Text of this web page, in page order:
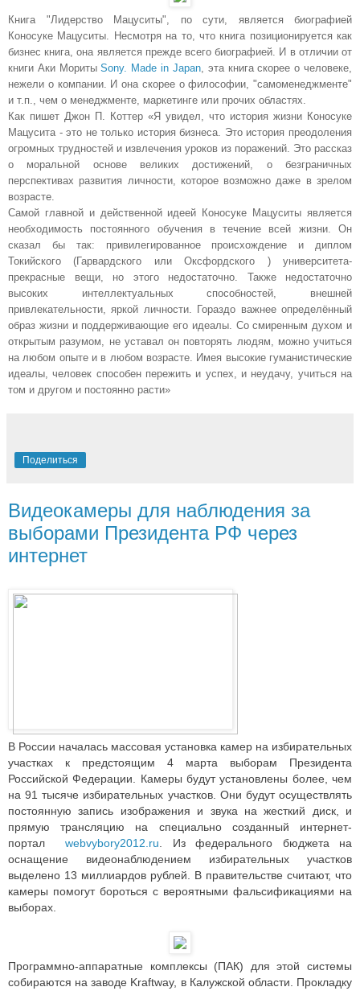
Книга "Лидерство Мацуситы", по сути, является биографией
Коносуке Мацуситы. Несмотря на то, что книга позиционируется как
бизнес книга, она является прежде всего биографией. И в отличии от
книги Аки МоритыSony. Made in Japan, эта книга скорее о человеке,
нежели о компании. И она скорее о философии, "самоменеджменте"
и т.п., чем о менеджменте, маркетинге или прочих областях.
Как пишет Джон П. Коттер «Я увидел, что история жизни Коносуке
Мацусита - это не только история бизнеса. Это история преодоления
огромных трудностей и извлечения уроков из поражений. Это рассказ
о моральной основе великих достижений, о безграничных
перспективах развития личности, которое возможно даже в зрелом
возрасте.
Самой главной и действенной идеей Коносуке Мацуситы является
необходимость постоянного обучения в течение всей жизни. Он
сказал бы так: привилегированное происхождение и диплом
Токийского (Гарвардского или Оксфордского ) университета-
прекрасные вещи, но этого недостаточно. Также недостаточно
высоких интеллектуальных способностей, внешней
привлекательности, яркой личности. Гораздо важнее определённый
образ жизни и поддерживающие его идеалы. Со смиренным духом и
открытым разумом, не уставал он повторять людям, можно учиться
на любом опыте и в любом возрасте. Имея высокие гуманистические
идеалы, человек способен пережить и успех, и неудачу, учиться на
том и другом и постоянно расти»
Поделиться
Видеокамеры для наблюдения за
выборами Президента РФ через
интернет
В России началась массовая установка камер на избирательных
участках к предстоящим 4 марта выборам Президента
Российской Федерации. Камеры будут установлены более, чем
на 91 тысяче избирательных участков. Они будут осуществлять
постоянную запись изображения и звука на жесткий диск, и
прямую трансляцию на специально созданный интернет-
портал
webvybory2012.ru . Из федерального бюджета на
оснащение видеонаблюдением избирательных участков
выделено 13 миллиардов рублей. В правительстве считают, что
камеры помогут бороться с вероятными фальсификациями на
выборах.
Программно-аппаратные комплексы (ПАК) для этой системы
собираются на заводе Kraftway, в Калужской области. Прокладку